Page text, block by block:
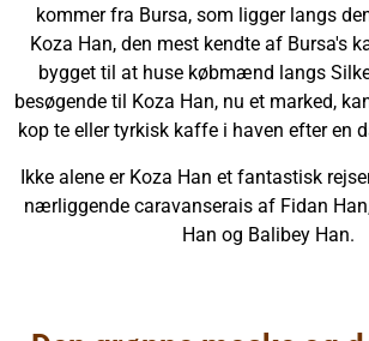
kommer fra Bursa, som ligger langs
Koza Han, den mest kendte af Bursa's
bygget til at huse købmænd langs
besøgende til Koza Han, nu et marked,
kop te eller tyrkisk kaffe i haven efter en
Ikke alene er Koza Han et fantastisk
nærliggende caravanserais af Fidan
Han og Balibey Han.